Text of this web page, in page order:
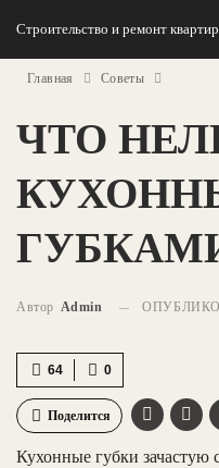
Строительство и ремонт
Главная Советы
ЧТО
Автор Admin
0
64
Поделится
Кухонные губки зачастую